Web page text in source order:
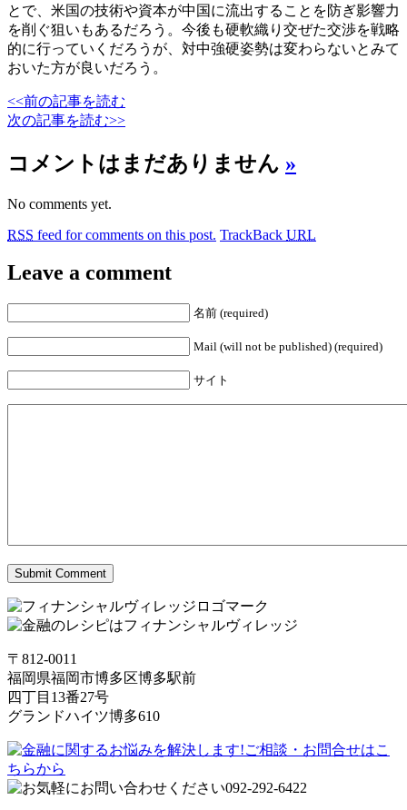
とで、米国の技術や資本が中国に流出することを防ぎ影響力
を削ぐ狙いもあるだろう。今後も硬軟織り交ぜた交渉を戦略
的に行っていくだろうが、対中強硬姿勢は変わらないとみて
おいた方が良いだろう。
<<前の記事を読む
次の記事を読む>>
コメントはまだありません »
No comments yet.
RSS feed for comments on this post. TrackBack URL
Leave a comment
名前 (required)
Mail (will not be published) (required)
サイト
〒812-0011
福岡県福岡市博多区博多駅前
四丁目13番27号
グランドハイツ博多610